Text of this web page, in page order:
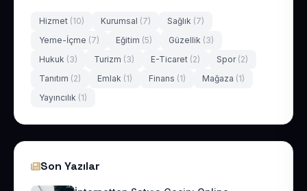
Hizmet (10) Kurumsal (7) Sağlık (7)
Yeme-İçme (7) Eğitim (5) Güzellik (3)
Hukuk (3) Turizm (3) E-Ticaret (2) Spor (2)
Tanıtım (2) Emlak (1) Finans (1) Mağaza (1)
Yayıncılık (1)
Son Yazılar